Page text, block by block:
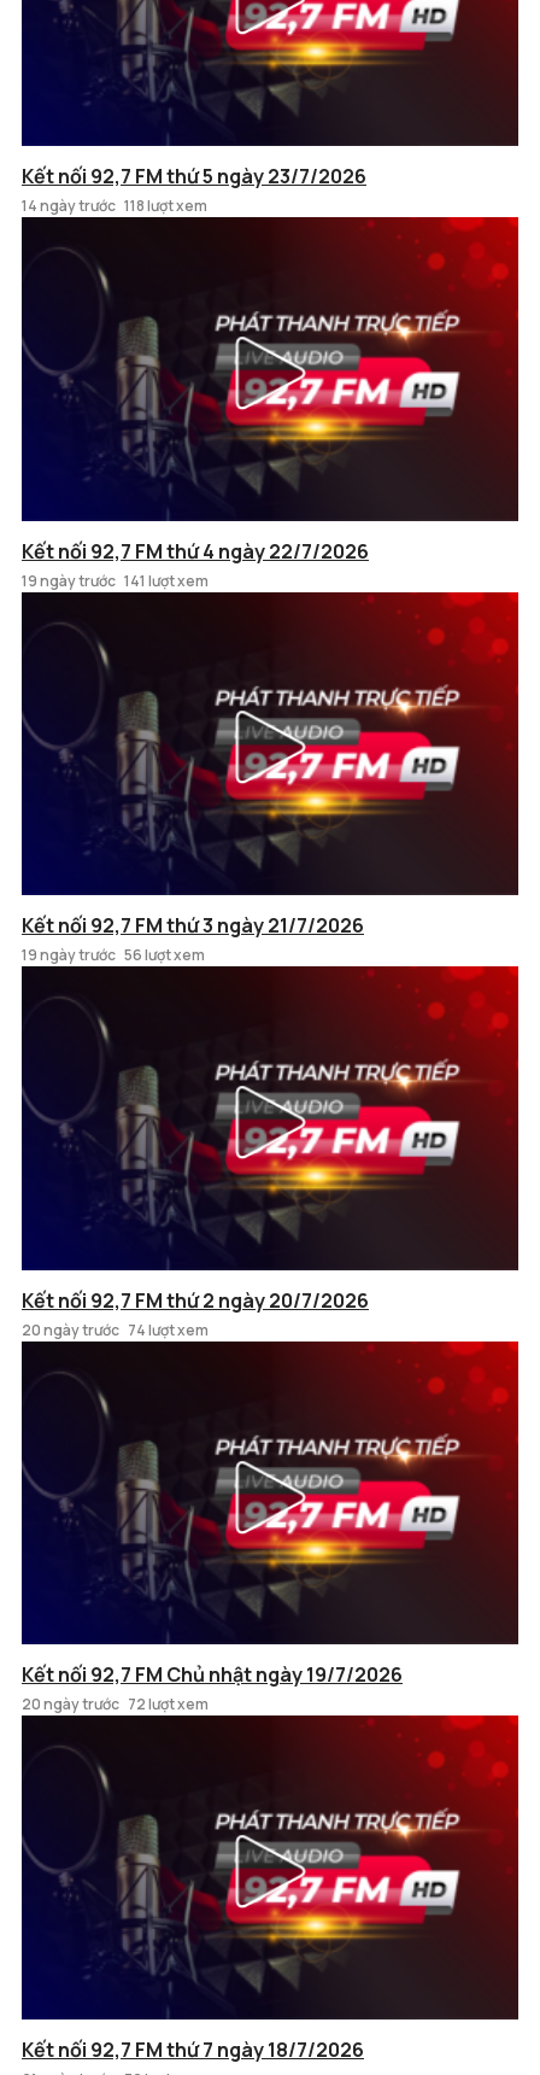
Kết nối 92,7 FM thứ 5 ngày 23/7/2026
14 ngày trước 118 lượt xem
Kết nối 92,7 FM thứ 4 ngày 22/7/2026
19 ngày trước 141 lượt xem
Kết nối 92,7 FM thứ 3 ngày 21/7/2026
19 ngày trước 56 lượt xem
Kết nối 92,7 FM thứ 2 ngày 20/7/2026
20 ngày trước 74 lượt xem
Kết nối 92,7 FM Chủ nhật ngày 19/7/2026
20 ngày trước 72 lượt xem
Kết nối 92,7 FM thứ 7 ngày 18/7/2026